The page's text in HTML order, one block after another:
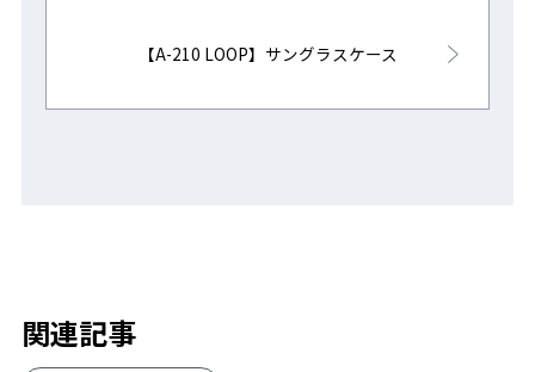
【A-210 LOOP】サングラスケース
関連記事